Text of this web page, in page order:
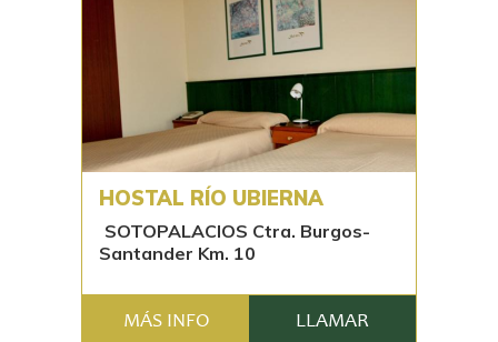
HOSTAL RÍO UBIERNA
SOTOPALACIOS Ctra. Burgos-
Santander Km. 10
MÁS INFO LLAMAR